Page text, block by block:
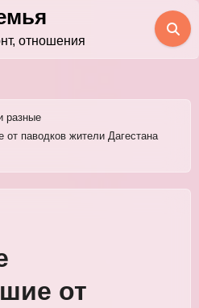
отношения
разные
от паводков жители Дагестана
от